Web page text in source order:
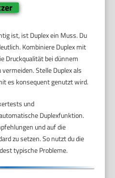
ist, ist Duplex ein Muss. Du
Kombiniere Duplex mit
Druckqualität bei dünnem
Stelle Duplex als
es konsequent genutzt wird.
und
Duplexfunktion.
und auf die
zu setzen. So nutzt du die
typische Probleme.